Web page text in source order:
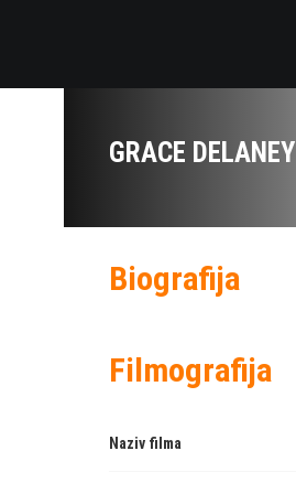
GRACE DELANEY
Biografija
Filmografija
Naziv filma